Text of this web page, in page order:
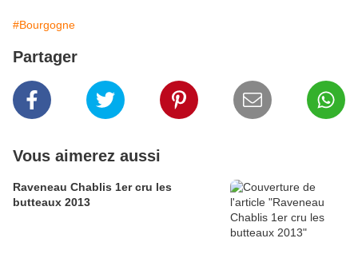
#Bourgogne
Partager
Vous aimerez aussi
Raveneau Chablis 1er cru les
butteaux 2013